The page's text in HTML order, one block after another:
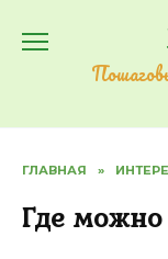
содержанию
ГЛАВНАЯ »
Где можно